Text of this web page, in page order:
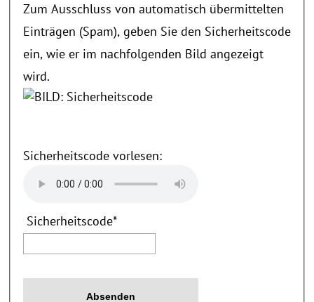
Zum Ausschluss von automatisch übermittelten
Einträgen (Spam), geben Sie den Sicherheitscode
ein, wie er im nachfolgenden Bild angezeigt
wird.
Sicherheitscode vorlesen:
Sicherheitscode*